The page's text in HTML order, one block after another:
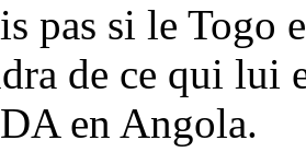
pas si le Togo
de ce qui lui
en Angola.